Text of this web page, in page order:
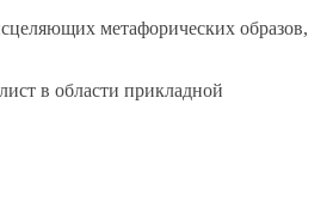
метафорических образов,
в области прикладной